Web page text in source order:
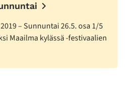
– Sunnuntai 26.5. osa 1/5
Maailma kylässä -festivaalien